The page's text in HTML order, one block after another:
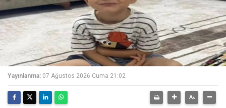
Yayınlanma: 07 Ağustos 2026 Cuma 21:02